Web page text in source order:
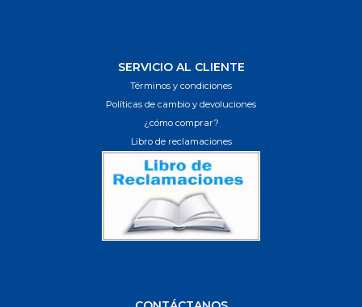
SERVICIO AL CLIENTE
Términos y condiciones
Políticas de cambio y devoluciones
¿cómo comprar?
Libro de reclamaciones